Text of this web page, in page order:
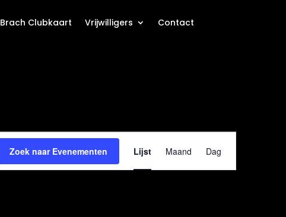
Brach Clubkaart Vrijwilligers Contact
Zoek naar Evenementen
Evenement
weergaven
Lijst Maand Dag